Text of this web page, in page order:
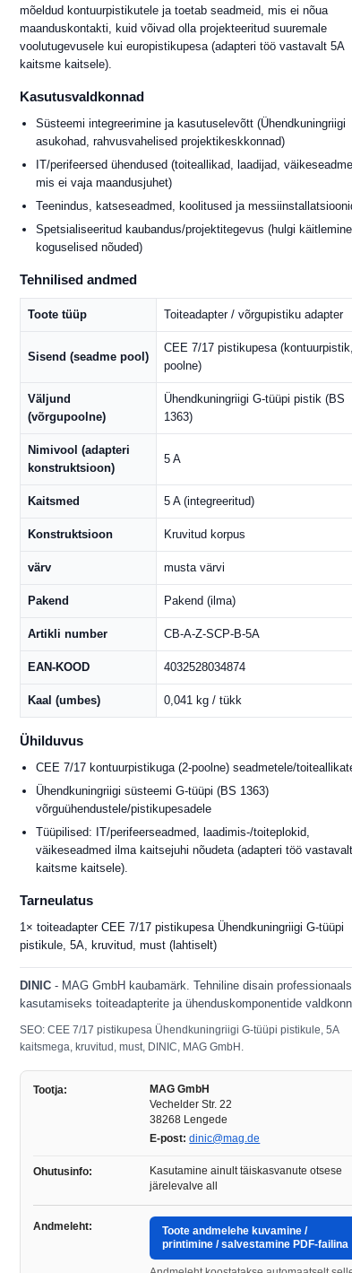
mõeldud kontuurpistikutele ja toetab seadmeid, mis ei nõua
maanduskontakti, kuid võivad olla projekteeritud suuremale
voolutugevusele kui europistikupesa (adapteri töö vastavalt 5A
kaitsme kaitsele).
Kasutusvaldkonnad
Süsteemi integreerimine ja kasutuselevõtt (Ühendkuningriigi
asukohad, rahvusvahelised projektikeskkonnad)
IT/perifeersed ühendused (toiteallikad, laadijad,
mis ei vaja maandusjuhet)
Teenindus, katseseadmed, koolitused ja
Spetsialiseeritud kaubandus/projektitegevus (hulgi
koguselised nõuded)
Tehnilised andmed
Toote tüüp Toiteadapter / võrgupistiku adapter
Sisend (seadme pool)
CEE 7/17 pistikupesa
poolne)
Väljund
(võrgupoolne)
Ühendkuningriigi G-tüüpi pistik (BS
1363)
Nimivool (adapteri
konstruktsioon)
5 A
Kaitsmed 5 A (integreeritud)
Konstruktsioon Kruvitud korpus
värv musta värvi
Pakend Pakend (ilma)
Artikli number CB-A-Z-SCP-B-5A
EAN-KOOD 4032528034874
Kaal (umbes) 0,041 kg / tükk
Ühilduvus
CEE 7/17 kontuurpistikuga (2-poolne) seadmetele/
Ühendkuningriigi süsteemi G-tüüpi (BS 1363)
võrguühendustele/pistikupesadele
Tüüpilised: IT/perifeerseadmed, laadimis-/toiteplokid,
väikeseadmed ilma kaitsejuhi nõudeta (adapteri töö
kaitsme kaitsele).
Tarneulatus
1× toiteadapter CEE 7/17 pistikupesa Ühendkuningriigi G-tüüpi
pistikule, 5A, kruvitud, must (lahtiselt)
DINIC - MAG GmbH kaubamärk. Tehniline disain
kasutamiseks toiteadapterite ja ühenduskomponentide
SEO: CEE 7/17 pistikupesa Ühendkuningriigi G-tüüpi pistikule, 5A
kaitsmega, kruvitud, must, DINIC, MAG GmbH.
Tootja:
MAG GmbH
Vechelder Str. 22
38268 Lengede
E-post: dinic@mag.de
Ohutusinfo:
Kasutamine ainult täiskasvanute otsese
järelevalve all
Andmeleht:
Toote andmelehe kuvamine /
printimine / salvestamine PDF-failina